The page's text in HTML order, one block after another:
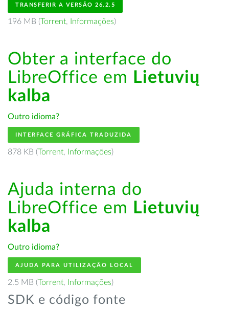
TRANSFERIR A VERSÃO 26.2.5
196 MB (Torrent, Informações)
Obter a interface do
LibreOffice em Lietuvių
kalba
Outro idioma?
INTERFACE GRÁFICA TRADUZIDA
878 KB (Torrent, Informações)
Ajuda interna do
LibreOffice em Lietuvių
kalba
Outro idioma?
AJUDA PARA UTILIZAÇÃO LOCAL
2.5 MB (Torrent, Informações)
SDK e código fonte